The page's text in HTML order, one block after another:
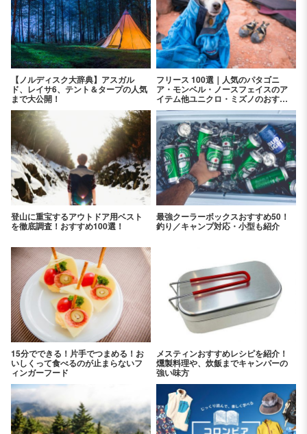
【ノルディスク大辞典】アスガル
ド、レイサ6、テント＆タープの人気
まで大公開！
フリース 100選｜人気のパタゴニ
ア・モンベル・ノースフェイスのア
イテム他ユニクロ・ミズノのおすす
めアイテムを紹介！
登山に重宝するアウトドア用ベスト
を徹底調査！おすすめ100選！
最強クーラーボックスおすすめ50！
釣り／キャンプ対応・小型も紹介
15分でできる！片手でつまめる！お
いしくって食べるのが止まらないフ
ィンガーフード
メスティンおすすめレシピを紹介！
燻製料理や、炊飯までキャンパーの
強い味方